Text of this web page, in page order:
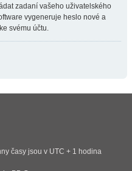
zadaní vašeho uživatelského
vygeneruje heslo nové a
svému účtu.
časy jsou v UTC + 1 hodina